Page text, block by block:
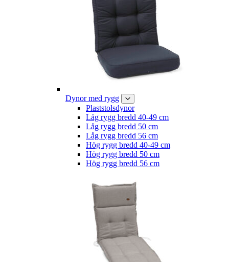
Dynor med rygg
Plaststolsdynor
Låg rygg bredd 40-49 cm
Låg rygg bredd 50 cm
Låg rygg bredd 56 cm
Hög rygg bredd 40-49 cm
Hög rygg bredd 50 cm
Hög rygg bredd 56 cm